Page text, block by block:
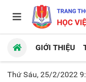
GIỚI THIỆU
Thứ Sáu, 25/2/2022